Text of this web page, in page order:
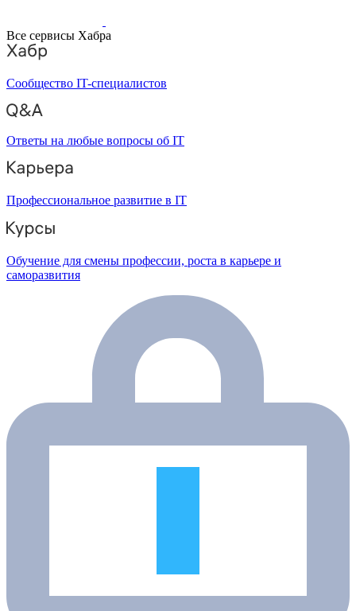
Все сервисы Хабра
Сообщество IT-специалистов
Ответы на любые вопросы об IT
Профессиональное развитие в IT
Обучение для смены профессии, роста в карьере и
саморазвития